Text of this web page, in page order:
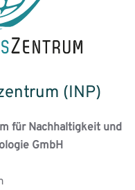
(INP)
für Nachhaltigkeit und
GmbH